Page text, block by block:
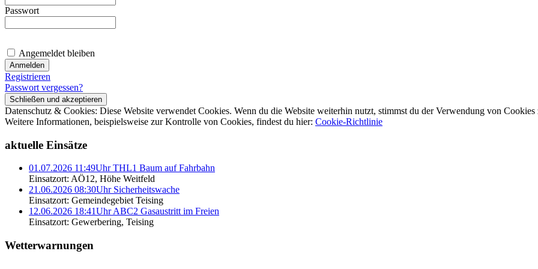
Passwort
Angemeldet bleiben
Registrieren
Passwort vergessen?
Datenschutz & Cookies: Diese Website verwendet Cookies. Wenn du die Website weiterhin nutzt, stimmst du der Verwendung von Cookies
Weitere Informationen, beispielsweise zur Kontrolle von Cookies, findest du hier: Cookie-Richtlinie
aktuelle Einsätze
01.07.2026 11:49Uhr THL1 Baum auf Fahrbahn
Einsatzort: AÖ12, Höhe Weitfeld
21.06.2026 08:30Uhr Sicherheitswache
Einsatzort: Gemeindegebiet Teising
12.06.2026 18:41Uhr ABC2 Gasaustritt im Freien
Einsatzort: Gewerbering, Teising
Wetterwarnungen